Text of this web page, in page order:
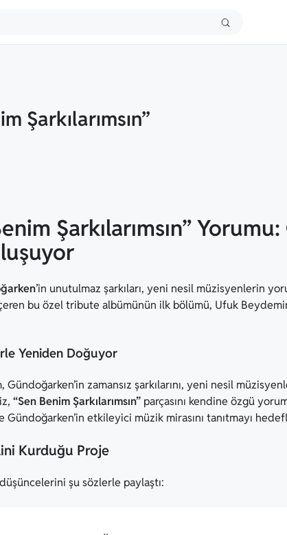
Şarkılarımsın”
Şarkılarımsın”
’in unutulmaz şarkıları, yeni nesil müzisyenlerin
bu özel tribute albümünün ilk bölümü, Ufuk
Yeniden Doğuyor
zamansız şarkılarını, yeni nesil
“Sen Benim Şarkılarımsın” parçasını kendine özgü
etkileyici müzik mirasını tanıtmayı
Kurduğu Proje
şu sözlerle paylaştı: